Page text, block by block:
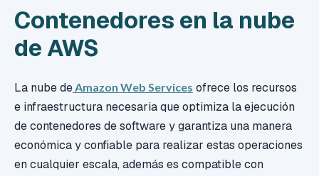
Contenedores en la nube
de AWS
La nube deAmazon Web Services ofrece los recursos
e infraestructura necesaria que optimiza la ejecución
de contenedores de software y garantiza una manera
económica y confiable para realizar estas operaciones
en cualquier escala, además es compatible con